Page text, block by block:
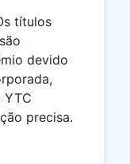
títulos
devido
YTC
precisa.